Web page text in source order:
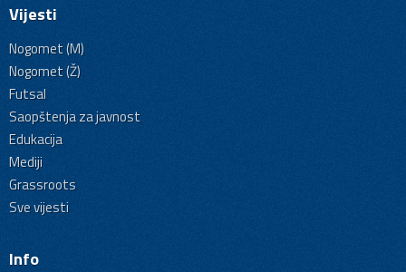
Vijesti
Nogomet (M)
Nogomet (Ž)
Futsal
Saopštenja za javnost
Edukacija
Mediji
Grassroots
Sve vijesti
Info